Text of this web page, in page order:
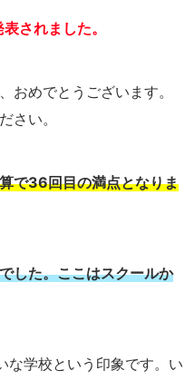
されました。
おめでとうございます。
さい。
で36回目の満点となりま
した。ここはスクールか
な学校という印象です。い